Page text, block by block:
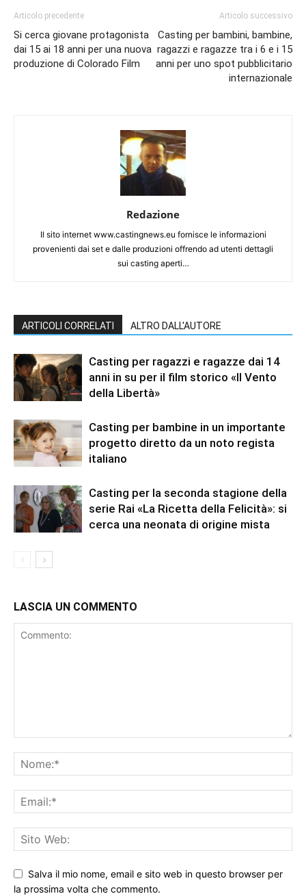
Articolo precedente
Si cerca giovane protagonista
dai 15 ai 18 anni per una nuova
produzione di Colorado Film
Articolo successivo
Casting per bambini, bambine,
ragazzi e ragazze tra i 6 e i 15
anni per uno spot pubblicitario
internazionale
Redazione
Il sito internet www.castingnews.eu fornisce le informazioni
provenienti dai set e dalle produzioni offrendo ad utenti dettagli
sui casting aperti…
ARTICOLI CORRELATI ALTRO DALL'AUTORE
Casting per ragazzi e ragazze dai 14
anni in su per il film storico «Il Vento
della Libertà»
Casting per bambine in un importante
progetto diretto da un noto regista
italiano
Casting per la seconda stagione della
serie Rai «La Ricetta della Felicità»: si
cerca una neonata di origine mista
LASCIA UN COMMENTO
Salva il mio nome, email e sito web in questo browser per
la prossima volta che commento.